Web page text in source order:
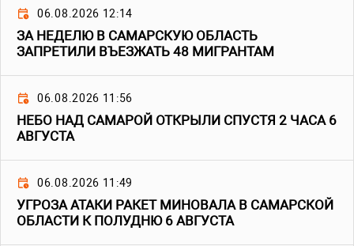
06.08.2026 12:14
ЗА НЕДЕЛЮ В САМАРСКУЮ ОБЛАСТЬ
ЗАПРЕТИЛИ ВЪЕЗЖАТЬ 48 МИГРАНТАМ
06.08.2026 11:56
НЕБО НАД САМАРОЙ ОТКРЫЛИ СПУСТЯ 2 ЧАСА 6
АВГУСТА
06.08.2026 11:49
УГРОЗА АТАКИ РАКЕТ МИНОВАЛА В САМАРСКОЙ
ОБЛАСТИ К ПОЛУДНЮ 6 АВГУСТА